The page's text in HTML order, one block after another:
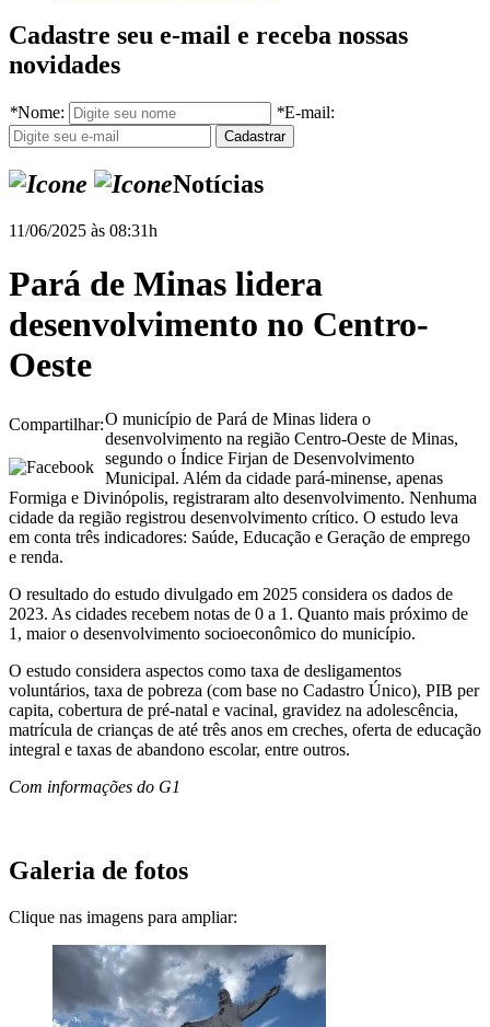
Cadastre seu e-mail e receba nossas
novidades
*Nome: *E-mail:
Notícias
11/06/2025 às 08:31h
Pará de Minas lidera
desenvolvimento no Centro-
Oeste
Compartilhar:O município de Pará de Minas lidera o
desenvolvimento na região Centro-Oeste de Minas,
segundo o Índice Firjan de Desenvolvimento
Municipal. Além da cidade pará-minense, apenas
Formiga e Divinópolis, registraram alto desenvolvimento. Nenhuma
cidade da região registrou desenvolvimento crítico. O estudo leva
em conta três indicadores: Saúde, Educação e Geração de emprego
e renda.
O resultado do estudo divulgado em 2025 considera os dados de
2023. As cidades recebem notas de 0 a 1. Quanto mais próximo de
1, maior o desenvolvimento socioeconômico do município.
O estudo considera aspectos como taxa de desligamentos
voluntários, taxa de pobreza (com base no Cadastro Único), PIB per
capita, cobertura de pré-natal e vacinal, gravidez na adolescência,
matrícula de crianças de até três anos em creches, oferta de educação
integral e taxas de abandono escolar, entre outros.
Com informações do G1
Galeria de fotos
Clique nas imagens para ampliar: